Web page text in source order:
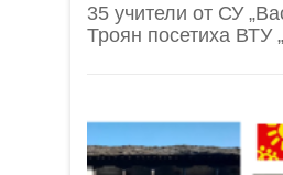
35 учители от СУ
Троян посетиха ВТУ